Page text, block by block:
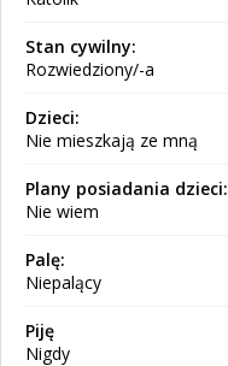
Stan cywilny:
Rozwiedziony/-a
Dzieci:
Nie mieszkają ze mną
Plany posiadania dzieci:
Nie wiem
Palę:
Niepalący
Piję
Nigdy